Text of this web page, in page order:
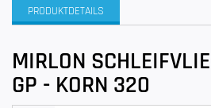
PRODUKTDETAILS
MIRLON
GP - KORN 320